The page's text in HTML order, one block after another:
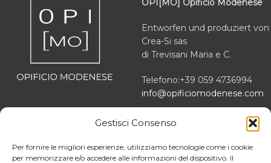
Gestisci Consenso
Per fornire le migliori esperienze, utilizziamo tecnologie come i cookie
per memorizzare e/o accedere alle informazioni del dispositivo. Il
OPI[MO] Opificio Modenese
Entworfen und produziert von
Crea-Si sas
di Trevisani Maria e C.
Telefono:+39 059 4736994
info@opificiomodenese.com
Via Platone 10
MwSt.-Nr IT03166470363